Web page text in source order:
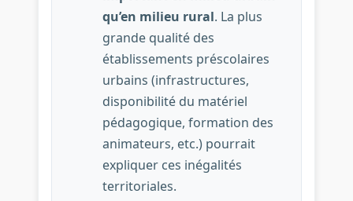
qu’en milieu rural. La plus
grande qualité des
établissements préscolaires
urbains (infrastructures,
disponibilité du matériel
pédagogique, formation des
animateurs, etc.) pourrait
expliquer ces inégalités
territoriales.